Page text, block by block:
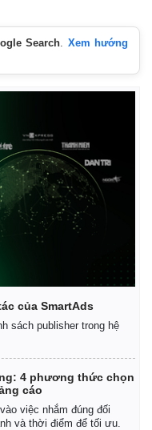
Search. Xem hướng
của SmartAds
sách publisher trong hệ
4 phương thức chọn
cáo
việc nhắm đúng đối
và thời điểm để tối ưu.